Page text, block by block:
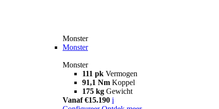
Monster
Monster
Monster
111 pk Vermogen
91,1 Nm Koppel
175 kg Gewicht
Vanaf €15.190 i